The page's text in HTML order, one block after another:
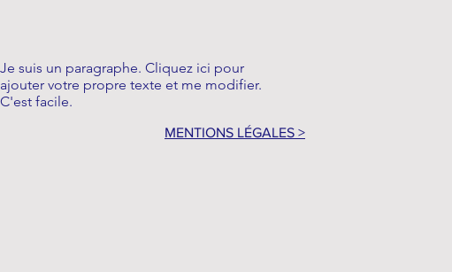
Je suis un paragraphe. Cliquez ici pour
ajouter votre propre texte et me modifier.
C'est facile.
MENTIONS LÉGALES >